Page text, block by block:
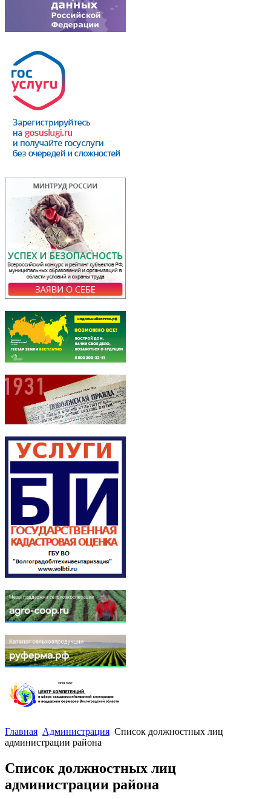
Главная Администрация Список должностных лиц
администрации района
Список должностных лиц
администрации района